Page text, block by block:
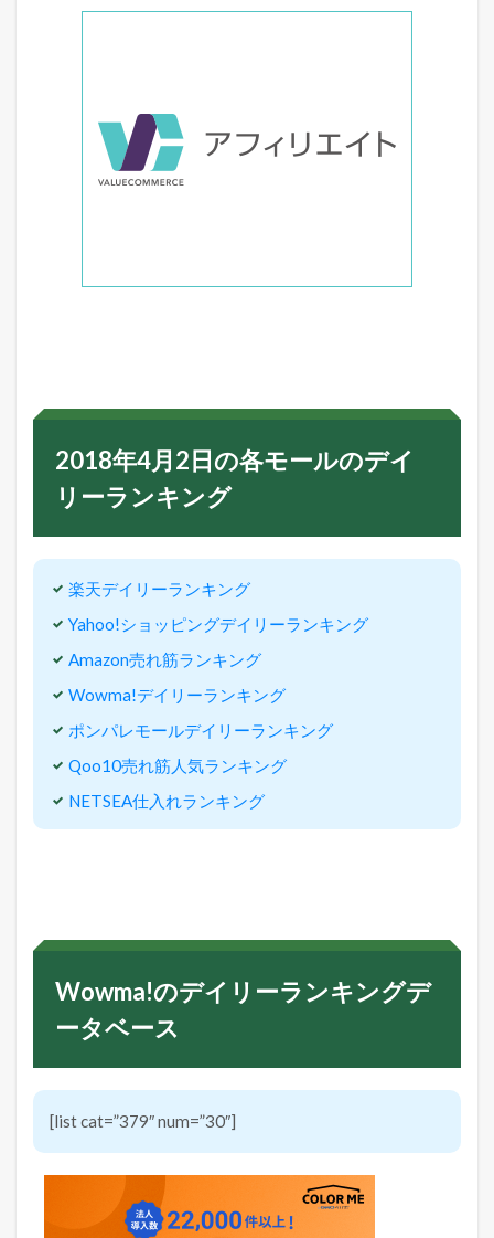
2018年4月2日の各モールのデイ
リーランキング
楽天デイリーランキング
Yahoo!ショッピングデイリーランキング
Amazon売れ筋ランキング
Wowma!デイリーランキング
ポンパレモールデイリーランキング
Qoo10売れ筋人気ランキング
NETSEA仕入れランキング
Wowma!のデイリーランキングデ
ータベース
[list cat=”379″ num=”30″]